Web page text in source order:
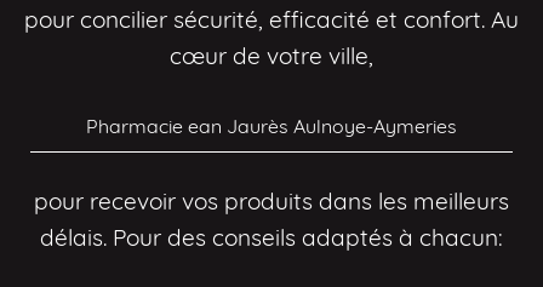
pour concilier sécurité, efficacité et confort. Au
cœur de votre ville,
Pharmacie ean Jaurès Aulnoye-Aymeries
pour recevoir vos produits dans les meilleurs
délais. Pour des conseils adaptés à chacun: